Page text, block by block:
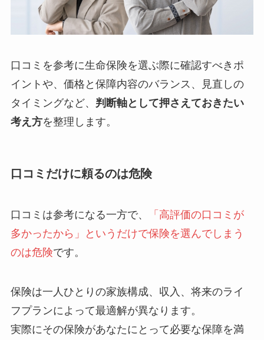
口コミを参考に生命保険を選ぶ際に確認すべきポ
イントや、価格と保障内容のバランス、見直しの
タイミングなど、 判断軸として押さえておきたい
考え方を整理します。
口コミだけに頼るのは危険
口コミは参考になる一方で、
「高評価の口コミが
多かったから」というだけで保険を選んでしまう
のは危険です。
保険は一人ひとりの家族構成、収入、将来のライ
フプランによって最適解が異なります。
実際にその保険があなたにとって必要な保障を満